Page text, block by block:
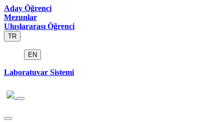
Aday Öğrenci
Mezunlar
Uluslararası Öğrenci
TR
EN
Laboratuvar Sistemi